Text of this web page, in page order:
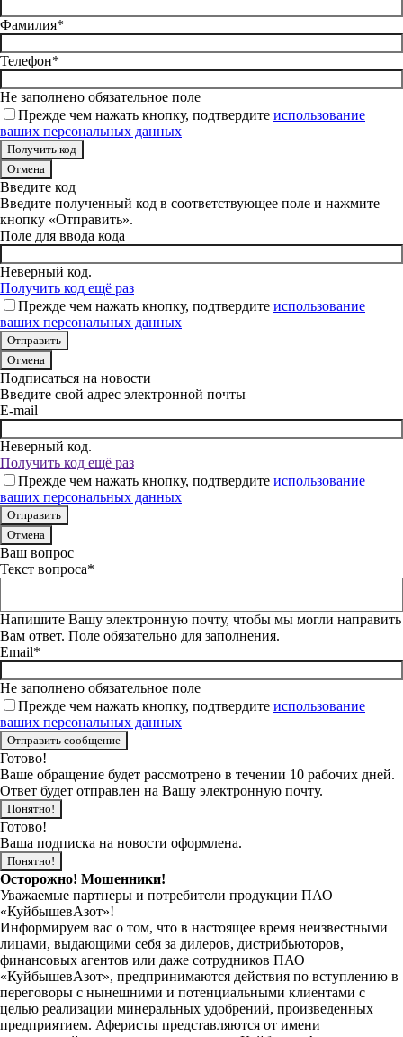
Фамилия*
Телефон*
Не заполнено обязательное поле
Прежде чем нажать кнопку, подтвердите использование
ваших персональных данных
Отмена
Введите код
Введите полученный код в соответствующее поле и нажмите
кнопку «Отправить».
Поле для ввода кода
Неверный код.
Получить код ещё раз
Прежде чем нажать кнопку, подтвердите использование
ваших персональных данных
Отмена
Подписаться на новости
Введите свой адрес электронной почты
E-mail
Неверный код.
Получить код ещё раз
Прежде чем нажать кнопку, подтвердите использование
ваших персональных данных
Отмена
Ваш вопрос
Текст вопроса*
Напишите Вашу электронную почту, чтобы мы могли направить
Вам ответ. Поле обязательно для заполнения.
Email*
Не заполнено обязательное поле
Прежде чем нажать кнопку, подтвердите использование
ваших персональных данных
Готово!
Ваше обращение будет рассмотрено в течении 10 рабочих дней.
Ответ будет отправлен на Вашу электронную почту.
Понятно!
Готово!
Ваша подписка на новости оформлена.
Понятно!
Осторожно! Мошенники!
Уважаемые партнеры и потребители продукции ПАО
«КуйбышевАзот»!
Информируем вас о том, что в настоящее время неизвестными
лицами, выдающими себя за дилеров, дистрибьюторов,
финансовых агентов или даже сотрудников ПАО
«КуйбышевАзот», предпринимаются действия по вступлению в
переговоры с нынешними и потенциальными клиентами с
целью реализации минеральных удобрений, произведенных
предприятием. Аферисты представляются от имени